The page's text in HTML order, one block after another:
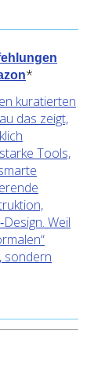
*
kuratierten
das zeigt,
Tools,
Weil
sondern